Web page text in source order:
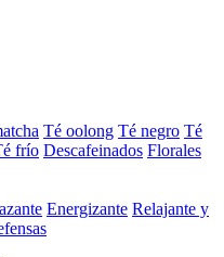
Té oolong Té negro Té
frío Descafeinados Florales
Energizante Relajante y